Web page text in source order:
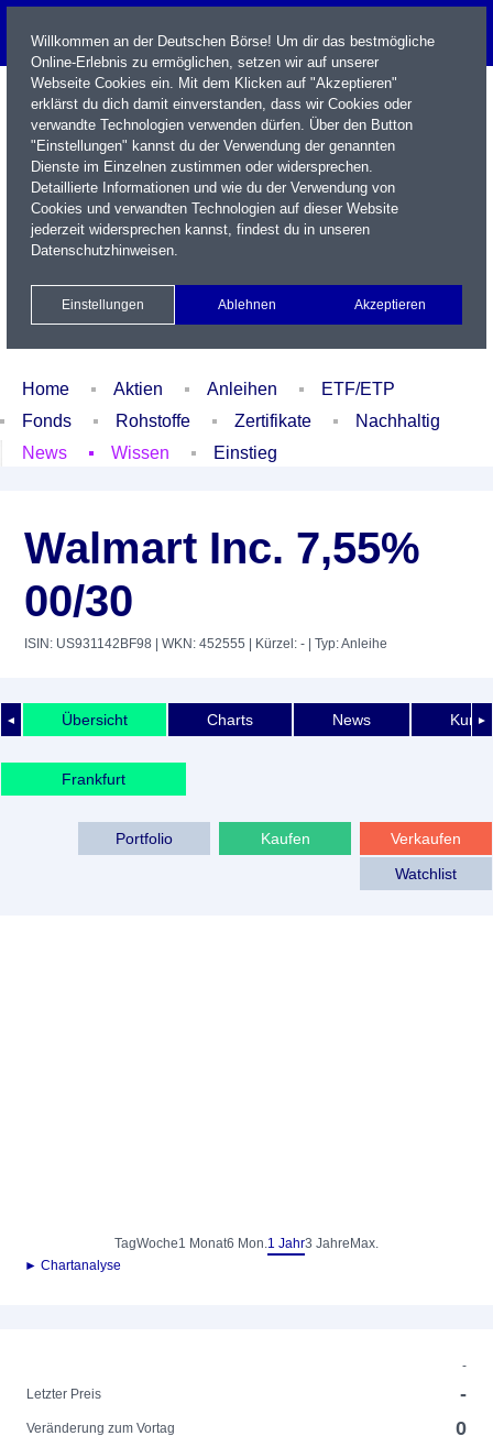
Name / WKN / ISIN / Kürzel
Xetra Realtime
Watchlist Portfolio Login
Home Aktien Anleihen
ETF/ETP
Fonds
Rohstoffe Zertifikate
Nachhaltig
News
Wissen Einstieg
Walmart Inc. 7,55%
00/30
ISIN: US931142BF98 | WKN: 452555 | Kürzel: - | Typ: Anleihe
◄ ►
Übersicht Charts News
Frankfurt
Verkaufen
Kaufen
Portfolio
Watchlist
TagWoche1 Monat6 Mon.1 Jahr3 Jahre Max.
► Chartanalyse
-
Letzter Preis
-
Veränderung zum Vortag 0
Willkommen an der Deutschen Börse! Um dir das bestmögliche
Online-Erlebnis zu ermöglichen, setzen wir auf unserer
Webseite Cookies ein. Mit dem Klicken auf "Akzeptieren"
erklärst du dich damit einverstanden, dass wir Cookies oder
verwandte Technologien verwenden dürfen. Über den Button
"Einstellungen" kannst du der Verwendung der genannten
Dienste im Einzelnen zustimmen oder widersprechen.
Detaillierte Informationen und wie du der Verwendung von
Cookies und verwandten Technologien auf dieser Website
jederzeit widersprechen kannst, findest du in unseren
Datenschutzhinweisen.
Einstellungen Ablehnen Akzeptieren